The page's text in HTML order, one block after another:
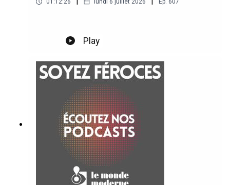
01:12:26 lundi 6 juillet 2026 Ep. 607
Play